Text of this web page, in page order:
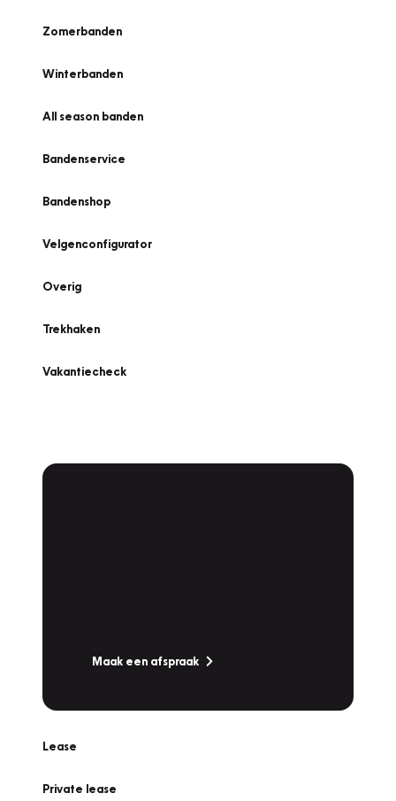
Zomerbanden
Winterbanden
All season banden
Bandenservice
Bandenshop
Velgenconfigurator
Overig
Trekhaken
Vakantiecheck
Maak een afspraak
Lease
Private lease